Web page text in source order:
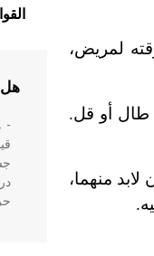
لمريض،
طال أو قل.
منهما،
هل
-